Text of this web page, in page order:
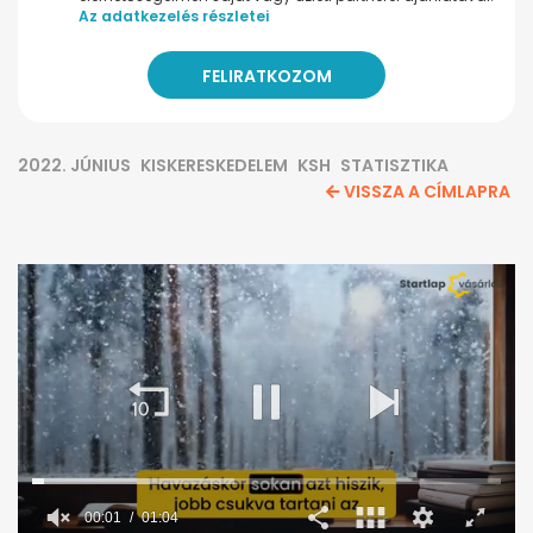
Az adatkezelés részletei
2022. JÚNIUS KISKERESKEDELEM KSH STATISZTIKA
VISSZA A CÍMLAPRA
00:02 01:04